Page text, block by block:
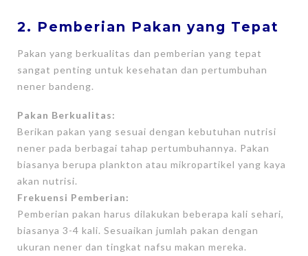
2. Pemberian Pakan yang Tepat
Pakan yang berkualitas dan pemberian yang tepat
sangat penting untuk kesehatan dan pertumbuhan
nener bandeng.
Pakan Berkualitas:
Berikan pakan yang sesuai dengan kebutuhan nutrisi
nener pada berbagai tahap pertumbuhannya. Pakan
biasanya berupa plankton atau mikropartikel yang kaya
akan nutrisi.
Frekuensi Pemberian:
Pemberian pakan harus dilakukan beberapa kali sehari,
biasanya 3-4 kali. Sesuaikan jumlah pakan dengan
ukuran nener dan tingkat nafsu makan mereka.